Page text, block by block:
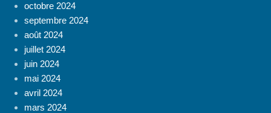
octobre 2024
septembre 2024
août 2024
juillet 2024
juin 2024
mai 2024
avril 2024
mars 2024